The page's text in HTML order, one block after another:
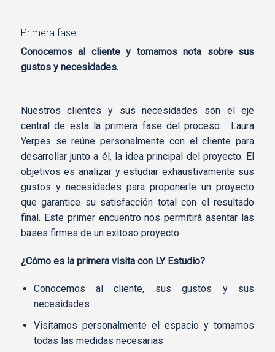
Primera fase.
Conocemos al cliente y tomamos nota sobre sus
gustos y necesidades.
Nuestros clientes y sus necesidades son el eje
central de esta la primera fase del proceso: Laura
Yerpes se reúne personalmente con el cliente para
desarrollar junto a él, la idea principal del proyecto. El
objetivos es analizar y estudiar exhaustivamente sus
gustos y necesidades para proponerle un proyecto
que garantice su satisfacción total con el resultado
final. Este primer encuentro nos permitirá asentar las
bases firmes de un exitoso proyecto.
¿Cómo es la primera visita con LY Estudio?
Conocemos al cliente, sus gustos y sus
necesidades
Visitamos personalmente el espacio y tomamos
todas las medidas necesarias